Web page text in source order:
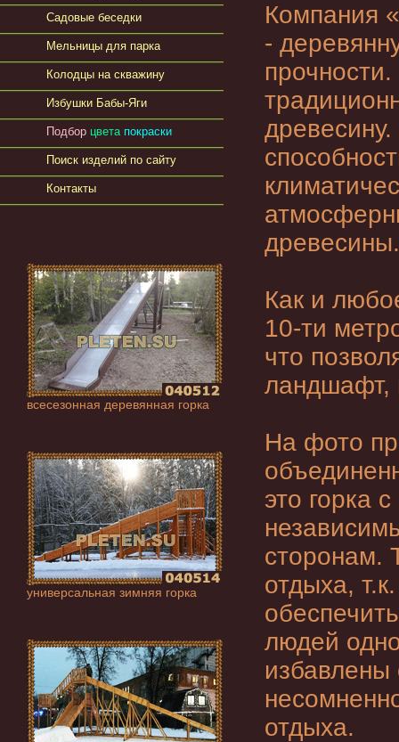
Садовые беседки
Мельницы для парка
Колодцы на скважину
Избушки Бабы-Яги
Подбор цвета покраски
Поиск изделий по сайту
Контакты
всесезонная деревянная горка
универсальная зимняя горка
Компания
-
древесины.
Как и
10-ти
что
ландшафт,
На фото
это горка
сторонам.
отдыха,
людей
избавлены
отдыха.